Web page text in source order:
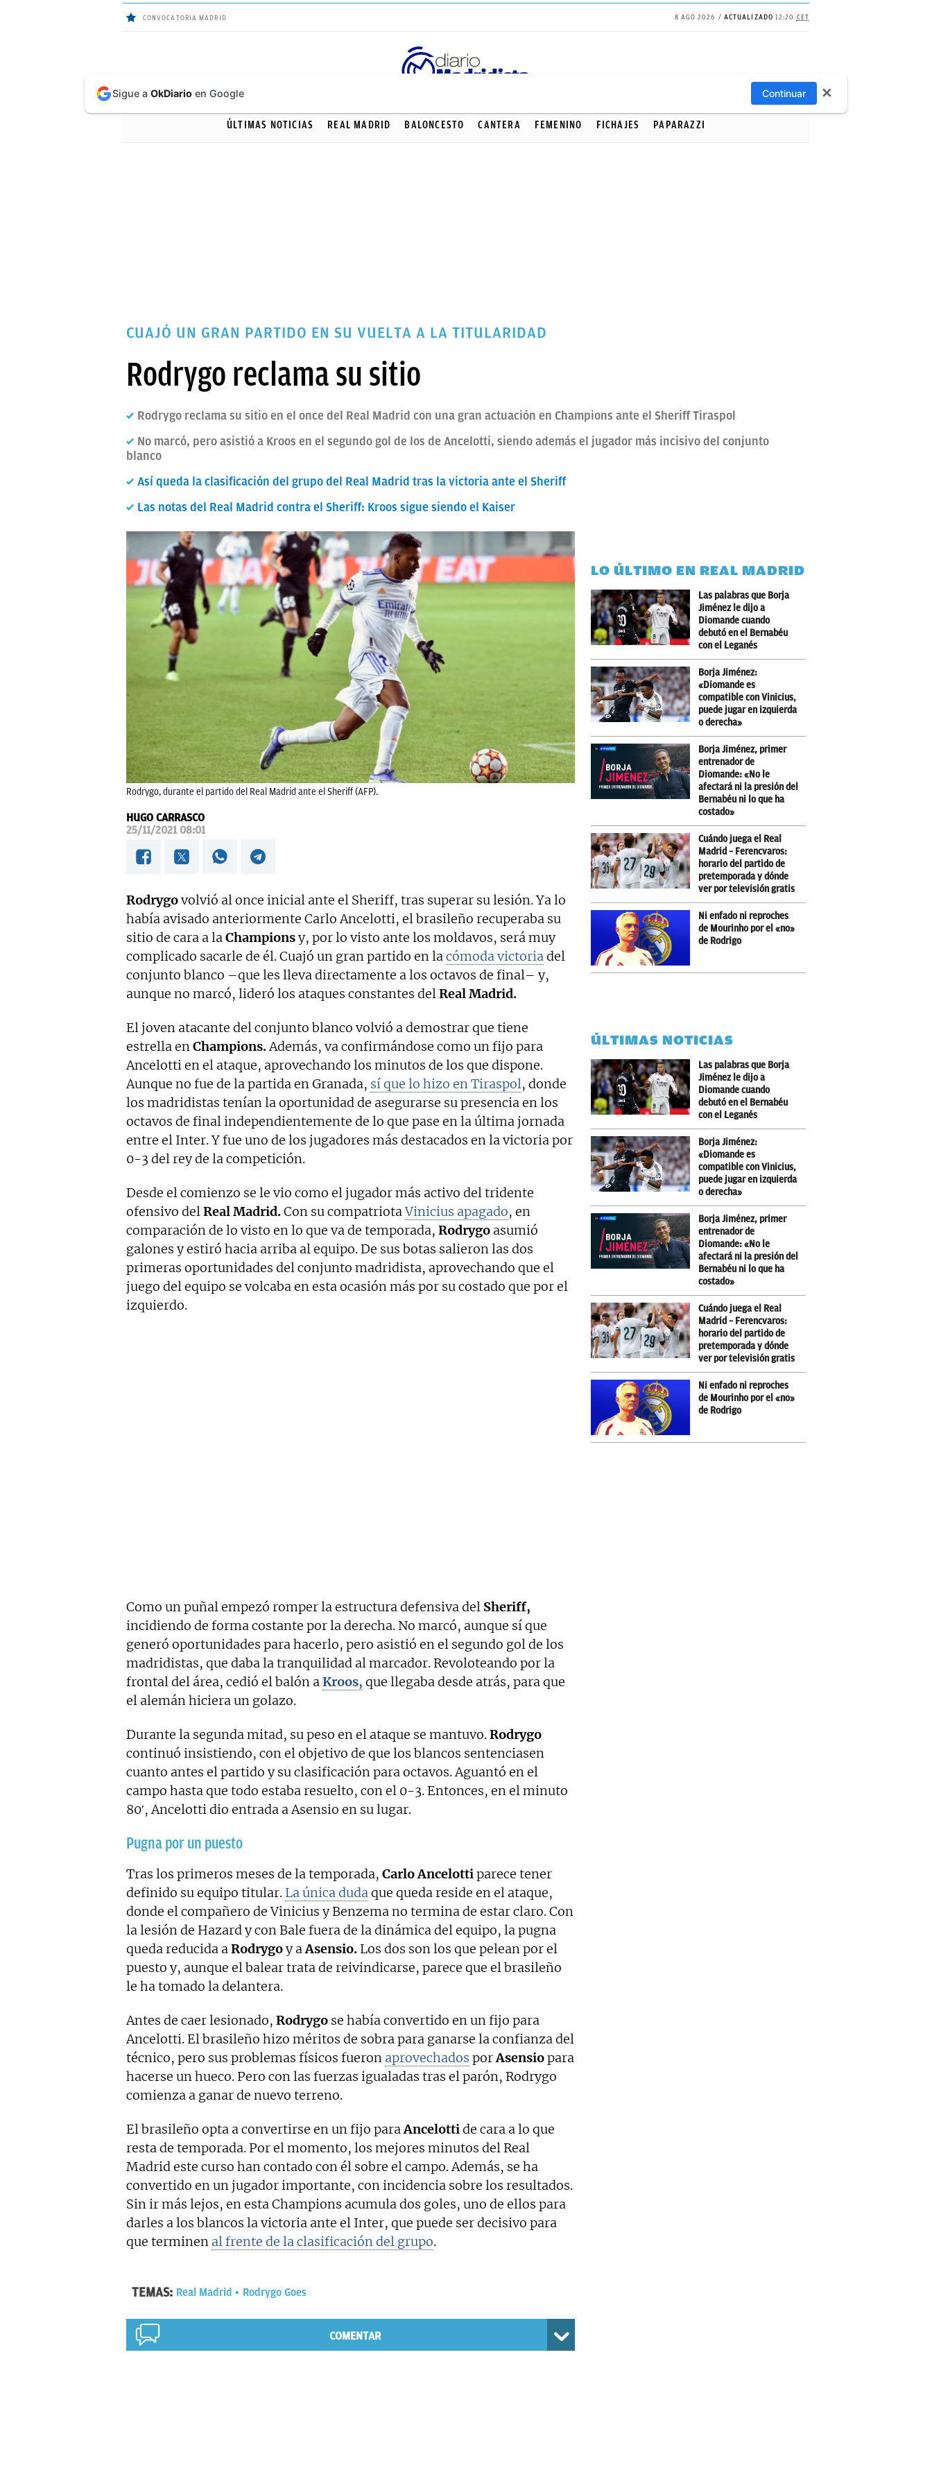
CONVOCATORIA MADRID 8 AGO 2026 ACTUALIZADO 12:20 CET
ÚLTIMAS
NOTICIAS
PAPARAZZI
ÚLTIMAS NOTICIAS REAL MADRID BALONCESTO CANTERA FEMENINO FICHAJES PAPARAZZI
CUAJÓ UN GRAN PARTIDO EN SU VUELTA A LA TITULARIDAD
Rodrygo reclama su sitio
Rodrygo reclama su sitio en el once del Real Madrid con una gran actuación en Champions ante el Sheriff Tiraspol
No marcó, pero asistió a Kroos en el segundo gol de los de Ancelotti, siendo además el jugador más incisivo del conjunto
blanco
Así queda la clasificación del grupo del Real Madrid tras la victoria ante el Sheriff
Las notas del Real Madrid contra el Sheriff: Kroos sigue siendo el Kaiser
Rodrygo, durante el partido del Real Madrid ante el Sheriff (AFP).
HUGO CARRASCO
25/11/2021 08:01
Rodrygovolvió al once inicial ante el Sheriff, tras superar su lesión. Ya lo
había avisado anteriormente Carlo Ancelotti, el brasileño recuperaba su
sitio de cara a laChampionsy, por lo visto ante los moldavos, será muy
complicado sacarle de él. Cuajó un gran partido en lacómoda victoriadel
conjunto blanco –que les lleva directamente a los octavos de final– y,
aunque no marcó, lideró los ataques constantes delReal Madrid.
El joven atacante del conjunto blanco volvió a demostrar que tiene
estrella enChampions.Además, va confirmándose como un fijo para
Ancelotti en el ataque, aprovechando los minutos de los que dispone.
Aunque no fue de la partida en Granada, sí que lo hizo en Tiraspol, donde
los madridistas tenían la oportunidad de asegurarse su presencia en los
octavos de final independientemente de lo que pase en la última jornada
entre el Inter. Y fue uno de los jugadores más destacados en la victoria por
0-3 del rey de la competición.
Desde el comienzo se le vio como el jugador más activo del tridente
ofensivo delReal Madrid.Con su compatriotaVinicius apagado, en
comparación de lo visto en lo que va de temporada, Rodrygo asumió
galones y estiró hacia arriba al equipo. De sus botas salieron las dos
primeras oportunidades del conjunto madridista, aprovechando que el
juego del equipo se volcaba en esta ocasión más por su costado que por el
izquierdo.
Como un puñal empezó romper la estructura defensiva del Sheriff,
incidiendo de forma costante por la derecha. No marcó, aunque sí que
generó oportunidades para hacerlo, pero asistió en el segundo gol de los
madridistas, que daba la tranquilidad al marcador. Revoloteando por la
frontal del área, cedió el balón aKroos, que llegaba desde atrás, para que
el alemán hiciera un golazo.
Durante la segunda mitad, su peso en el ataque se mantuvo.Rodrygo
continuó insistiendo, con el objetivo de que los blancos sentenciasen
cuanto antes el partido y su clasificación para octavos. Aguantó en el
campo hasta que todo estaba resuelto, con el 0-3. Entonces, en el minuto
80′, Ancelotti dio entrada a Asensio en su lugar.
Pugna por un puesto
Tras los primeros meses de la temporada, Carlo Ancelottiparece tener
definido su equipo titular. La única dudaque queda reside en el ataque,
donde el compañero de Vinicius y Benzema no termina de estar claro. Con
la lesión de Hazard y con Bale fuera de la dinámica del equipo, la pugna
queda reducida aRodrygoy aAsensio. Los dos son los que pelean por el
puesto y, aunque el balear trata de reivindicarse, parece que el brasileño
le ha tomado la delantera.
Antes de caer lesionado, Rodrygo se había convertido en un fijo para
Ancelotti. El brasileño hizo méritos de sobra para ganarse la confianza del
técnico, pero sus problemas físicos fueron aprovechados porAsensiopara
hacerse un hueco. Pero con las fuerzas igualadas tras el parón, Rodrygo
comienza a ganar de nuevo terreno.
El brasileño opta a convertirse en un fijo paraAncelottide cara a lo que
resta de temporada. Por el momento, los mejores minutos del Real
Madrid este curso han contado con él sobre el campo. Además, se ha
convertido en un jugador importante, con incidencia sobre los resultados.
Sin ir más lejos, en esta Champions acumula dos goles, uno de ellos para
darles a los blancos la victoria ante el Inter, que puede ser decisivo para
que terminen al frente de la clasificación del grupo.
TEMAS: Real Madrid Rodrygo Goes
COMENTAR
LO ÚLTIMO EN REAL MADRID
Las palabras que Borja
Jiménez le dijo a
Diomande cuando
debutó en el Bernabéu
con el Leganés
Borja Jiménez:
«Diomande es
compatible con Vinicius,
puede jugar en izquierda
o derecha»
Borja Jiménez, primer
entrenador de
Diomande: «No le
afectará ni la presión del
Bernabéu ni lo que ha
costado»
Cuándo juega el Real
Madrid – Ferencvaros:
horario del partido de
pretemporada y dónde
ver por televisión gratis
Ni enfado ni reproches
de Mourinho por el «no»
de Rodrigo
ÚLTIMAS NOTICIAS
Las palabras que Borja
Jiménez le dijo a
Diomande cuando
debutó en el Bernabéu
con el Leganés
Borja Jiménez:
«Diomande es
compatible con Vinicius,
puede jugar en izquierda
o derecha»
Borja Jiménez, primer
entrenador de
Diomande: «No le
afectará ni la presión del
Bernabéu ni lo que ha
costado»
Cuándo juega el Real
Madrid – Ferencvaros:
horario del partido de
pretemporada y dónde
ver por televisión gratis
Ni enfado ni reproches
de Mourinho por el «no»
de Rodrigo
Sigue a OkDiario en Google Continuar ✕